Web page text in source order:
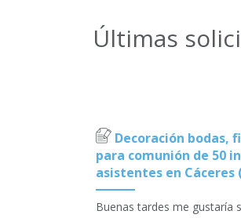
Últimas
Decoración bodas,
para comunión de 50
asistentes en Cáceres
Buenas tardes me gustaría